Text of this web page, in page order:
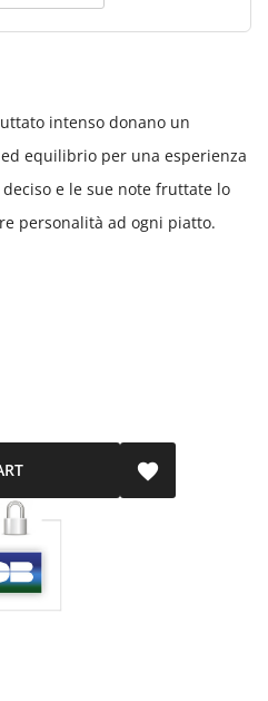
intenso donano un
equilibrio per una esperienza
e le sue note fruttate lo
personalità ad ogni piatto.
